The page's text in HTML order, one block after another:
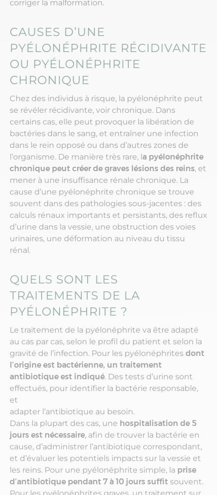
corriger la malformation.
CAUSES D’UNE
PYÉLONÉPHRITE RÉCIDIVANTE
OU PYÉLONÉPHRITE
CHRONIQUE
Chez des individus à risque, la pyélonéphrite peut
se révéler récidivante, voir chronique. Dans
certains cas, elle peut provoquer la libération de
bactéries dans le sang, et entraîner une infection
dans le rein opposé ou dans d’autres zones de
l’organisme. De manière très rare, l a pyélonéphrite
chronique peut créer de graves lésions des reins, et
mener à une insuffisance rénale chronique. La
cause d’une pyélonéphrite chronique se trouve
souvent dans des pathologies sous-jacentes : des
calculs rénaux importants et persistants, des reflux
d’urine dans la vessie, une obstruction des voies
urinaires, une déformation au niveau du tissu
rénal.
QUELS SONT LES
TRAITEMENTS DE LA
PYÉLONÉPHRITE ?
Le traitement de la pyélonéphrite va être adapté
au cas par cas, selon le profil du patient et selon la
gravité de l’infection. Pour les pyélonéphrites dont
l’origine est bactérienne, un traitement
antibiotique est indiqué. Des tests d’urine sont
effectués, pour identifier la bactérie responsable,
et
adapter l’antibiotique au besoin.
Dans la plupart des cas, une hospitalisation de 5
jours est nécessaire, afin de trouver la bactérie en
cause, d’administrer l’antibiotique correspondant,
et d’évaluer les potentiels impacts sur la vessie et
les reins. Pour une pyélonéphrite simple, la prise
d’antibiotique pendant 7 à 10 jours suffit souvent.